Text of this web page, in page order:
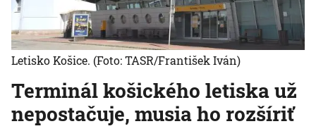
Terminál košického letiska už
nepostačuje, musia ho rozšíriť
Letisko Košice. (Foto: TASR/František Iván)